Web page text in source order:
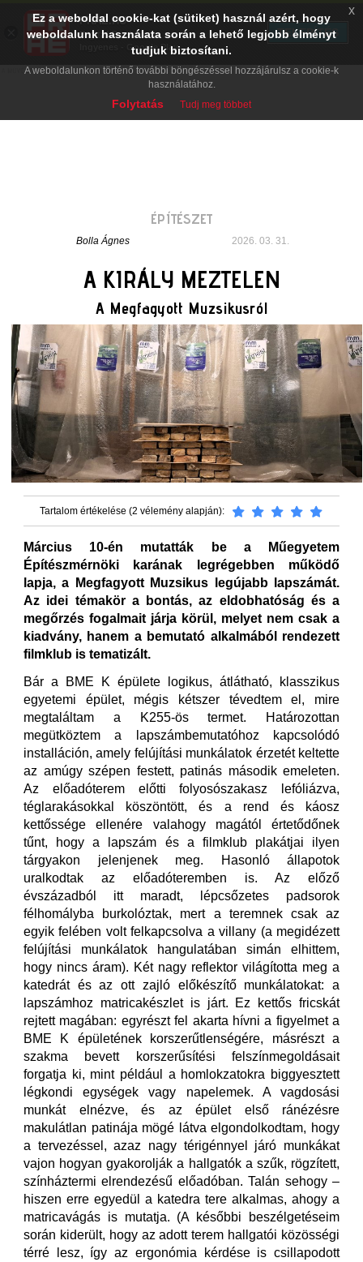
ÉPÍTÉSZET
Bolla Ágnes 2026. 03. 31.
A KIRÁLY MEZTELEN
A Megfagyott Muzsikusról
Tartalom értékelése (2 vélemény alapján):
Március 10-én mutatták be a Műegyetem
Építészmérnöki karának legrégebben működő
lapja, a Megfagyott Muzsikus legújabb lapszámát.
Az idei témakör a bontás, az eldobhatóság és a
megőrzés fogalmait járja körül, melyet nem csak a
kiadvány, hanem a bemutató alkalmából rendezett
filmklub is tematizált.
Bár a BME K épülete logikus, átlátható, klasszikus
egyetemi épület, mégis kétszer tévedtem el, mire
megtaláltam a K255-ös termet. Határozottan
megütköztem a lapszámbemutatóhoz kapcsolódó
installáción, amely felújítási munkálatok érzetét keltette
az amúgy szépen festett, patinás második emeleten.
Az előadóterem előtti folyosószakasz lefóliázva,
téglarakásokkal köszöntött, és a rend és káosz
kettőssége ellenére valahogy magától értetődőnek
tűnt, hogy a lapszám és a filmklub plakátjai ilyen
tárgyakon jelenjenek meg. Hasonló állapotok
uralkodtak az előadóteremben is. Az előző
évszázadból itt maradt, lépcsőzetes padsorok
félhomályba burkolóztak, mert a teremnek csak az
egyik felében volt felkapcsolva a villany (a megidézett
felújítási munkálatok hangulatában simán elhittem,
hogy nincs áram). Két nagy reflektor világította meg a
katedrát és az ott zajló előkészítő munkálatokat: a
lapszámhoz matricakészlet is járt. Ez kettős fricskát
rejtett magában: egyrészt fel akarta hívni a figyelmet a
BME K épületének korszerűtlenségére, másrészt a
szakma bevett korszerűsítési felszínmegoldásait
forgatja ki, mint például a homlokzatokra biggyesztett
légkondi egységek vagy napelemek. A vagdosási
munkát elnézve, és az épület első ránézésre
makulátlan patinája mögé látva elgondolkodtam, hogy
a tervezéssel, azaz nagy térigénnyel járó munkákat
vajon hogyan gyakorolják a hallgatók a szűk, rögzített,
színháztermi elrendezésű előadóban. Talán sehogy –
hiszen erre egyedül a katedra tere alkalmas, ahogy a
matricavágás is mutatja. (A későbbi beszélgetéseim
során kiderült, hogy az adott terem hallgatói közösségi
térré lesz, így az ergonómia kérdése is csillapodott
Ez a weboldal cookie-kat (sütiket) használ azért, hogy
weboldalunk használata során a lehető legjobb élményt
tudjuk biztosítani.
A weboldalunkon történő további böngészéssel hozzájárulsz a cookie-k
használatához.
Folytatás Tudj meg többet
x
PRAE.HU
Digital Evolution
Ingyenes - Google Play
TELEPÍTÉS